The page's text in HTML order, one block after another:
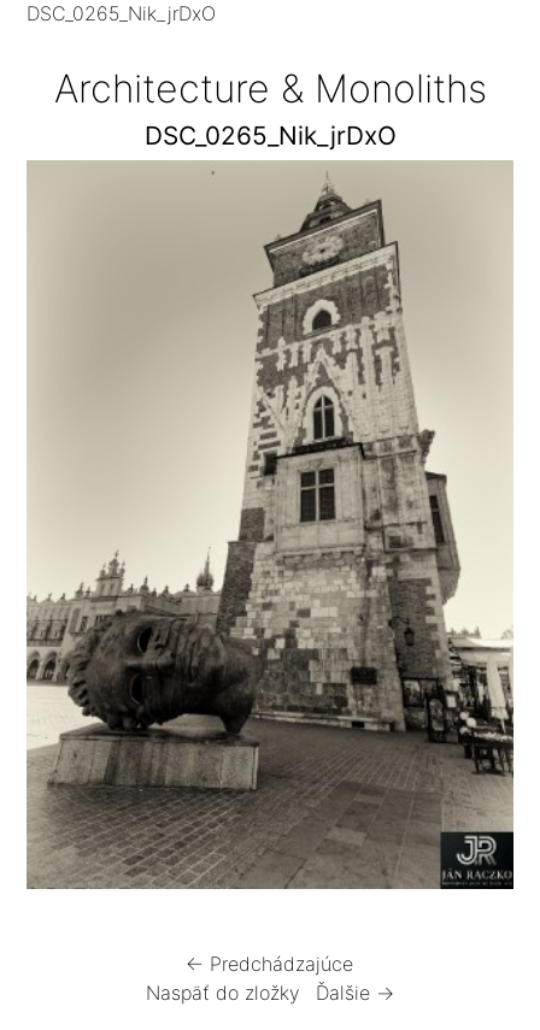
DSC_0265_Nik_jrDxO
Architecture & Monoliths
DSC_0265_Nik_jrDxO
← Predchádzajúce
Naspäť do zložky
Ďalšie →